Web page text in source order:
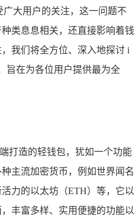
大用户的关注，这一问题不
类息息相关，还直接影响着钱
，我们将全方位、深入地探讨 i
旨在为各位用户提供最为全
打造的轻钱包，犹如一个功能
主流加密货币，例如世界闻名
力的以太坊（ETH）等，它以
丰富多样、实用便捷的功能以